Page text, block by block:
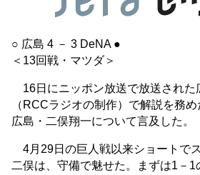
○ 広島 4 － 3 DeNA ●
＜13回戦・マツダ＞
16日にニッポン放送で放送された
（RCCラジオの制作）で解説を務め
広島・二俣翔一について言及した。
4月29日の巨人戦以来ショートで
二俣は、守備で魅せた。まずは1－